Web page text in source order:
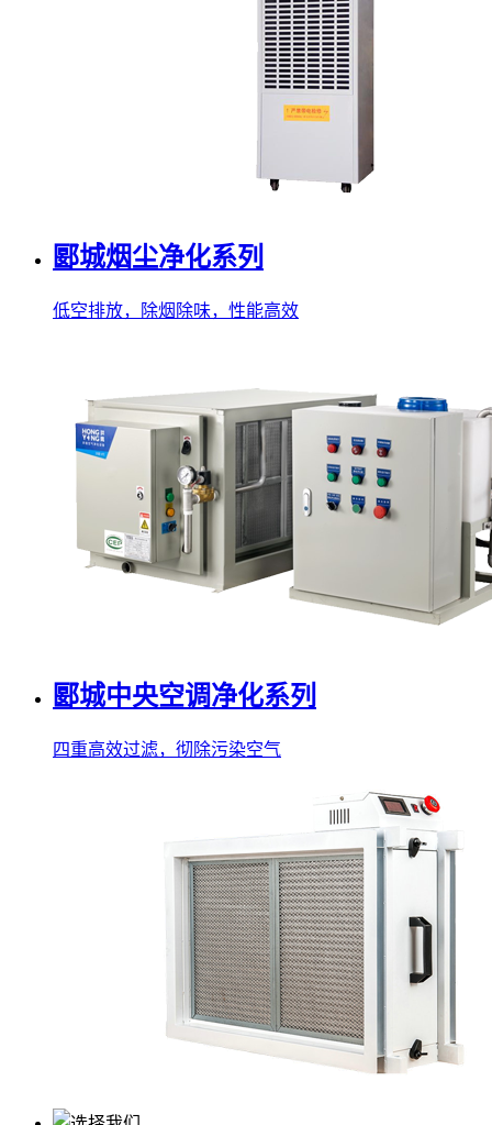
郾城烟尘净化系列
低空排放，除烟除味，性能高效
郾城中央空调净化系列
四重高效过滤，彻除污染空气